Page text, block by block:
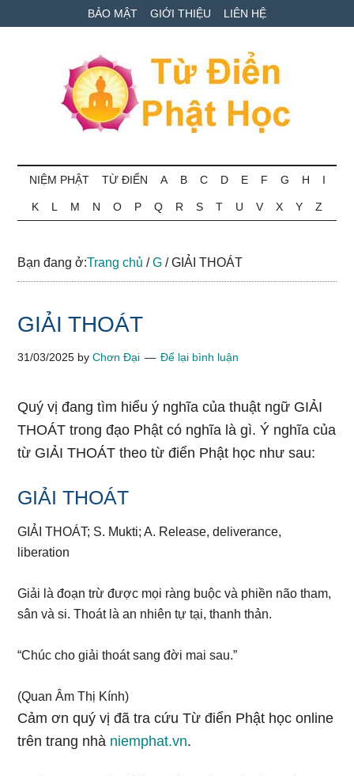
to
to
qua
BẢO MẬT GIỚI THIỆU LIÊN HỆ
Từ
điển
Phật
học
ngữ
NIỆM PHẬT TỪ ĐIỂN A B C D E F G H I
K L M N O P Q R S T U V X Y Z
Bạn đang ở:Trang chủ / G /GIẢI THOÁT
GIẢI THOÁT
31/03/2025 byChơn Đại Để lại bình luận
Quý vị đang tìm hiểu ý nghĩa của thuật ngữ GIẢI
THOÁT trong đạo Phật có nghĩa là gì. Ý nghĩa của
từ GIẢI THOÁT theo từ điển Phật học như sau:
GIẢI THOÁT
GIẢI THOÁT; S. Mukti; A. Release, deliverance,
liberation
Giải là đoạn trừ được mọi ràng buộc và phiền não tham,
sân và si. Thoát là an nhiên tự tại, thanh thản.
“Chúc cho giải thoát sang đời mai sau.”
(Quan Âm Thị Kính)
Cảm ơn quý vị đã tra cứu Từ điển Phật học online
trên trang nhà niemphat.vn.